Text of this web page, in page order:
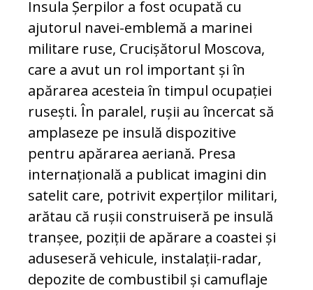
Insula Șerpilor a fost ocupată cu
ajutorul navei-emblemă a marinei
militare ruse, Crucișătorul Moscova,
care a avut un rol important și în
apărarea acesteia în timpul ocupației
rusești. În paralel, rușii au încercat să
amplaseze pe insulă dispozitive
pentru apărarea aeriană. Presa
internațională a publicat imagini din
satelit care, potrivit experților militari,
arătau că rușii construiseră pe insulă
tranșee, poziții de apărare a coastei și
aduseseră vehicule, instalații-radar,
depozite de combustibil și camuflaje